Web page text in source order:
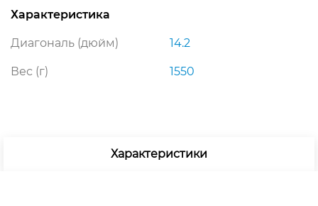
165
990 ₽.
990 ₽.
Характеристика
Диагональ (дюйм) 14.2
Вес (г) 1550
Характеристики